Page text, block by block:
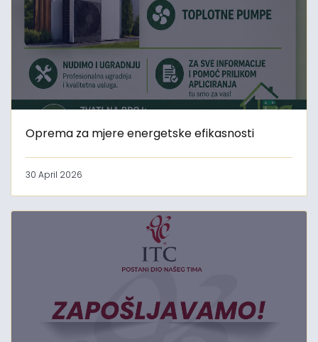
Oprema za mjere energetske efikasnosti
30 April 2026